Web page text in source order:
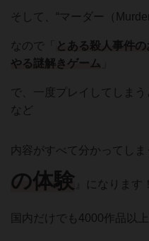
そして、“マーダー（
なので「
とある殺人事件
やる謎解きゲーム
で、一度プレイしてしま
など
内容がすべて分かってしま
の体験 』になります！
国内だけでも4000作品以